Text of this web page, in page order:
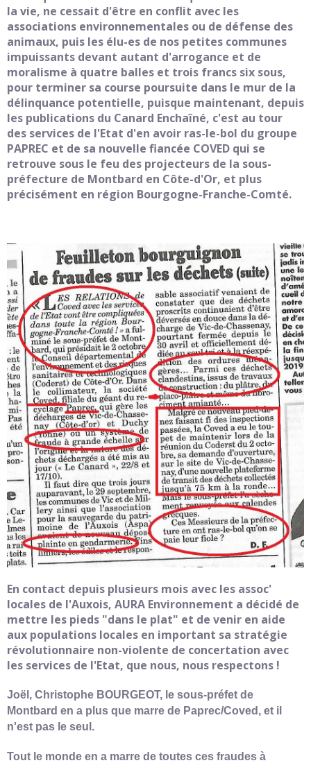
la vie, ne cessait d'être en conflit avec les
associations environnementales ou de défense des
animaux, puis les élu-es de nos petites communes
impuissants devant autant d'arrogance et de
moralisme à quatre balles et trois francs six sous,
pour terminer sa course poursuite dans le mur de la
délinquance potentielle, puisque maintenant, depuis
les publications du Canard Enchaîné, c'est au tour
des services de l'Etat d'en avoir ras-le-bol du groupe
PAPREC et de sa nouvelle fiancée COVED qui se
retrouve sous le feu des projecteurs de la sous-
préfecture de Montbard en Côte-d'Or, et plus
précisément en région Bourgogne-Franche-Comté.
En contact depuis plusieurs mois avec les assoc'
locales de l'Auxois, AURA Environnement a décidé de
mettre les pieds "dans le plat" et de venir en aide
aux populations locales en important sa stratégie
révolutionnaire non-violente de concertation avec
les services de l'Etat, que nous, nous respectons !
Joël, Christophe BOURGEOT, le sous-préfet de
Montbard en a plus que marre de Paprec/Coved, et il
n'est pas le seul.
Tout le monde en a marre de toutes ces fraudes à